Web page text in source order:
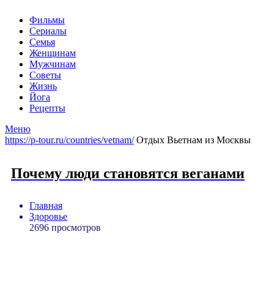
Фильмы
Сериалы
Семья
Женщинам
Мужчинам
Советы
Жизнь
Йога
Рецепты
Меню
https://p-tour.ru/countries/vetnam/Отдых Вьетнам из Москвы
Почему люди становятся веганами
Главная
Здоровье
2696 просмотров